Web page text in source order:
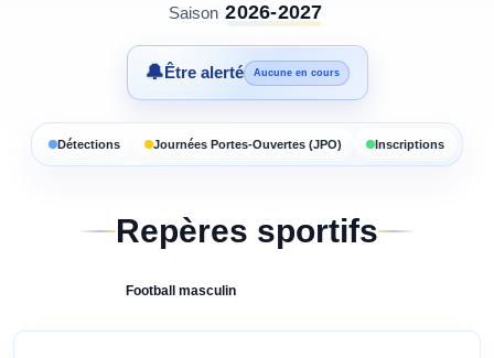
Saison 2026-2027
🔔Être alerté Aucune en cours
Détections Journées Portes-Ouvertes (JPO) Inscriptions
Repères sportifs
Football masculin